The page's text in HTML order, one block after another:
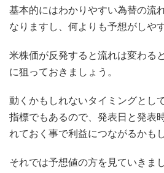
基本的にはわかりやすい為替の流
なりますし、何よりも予想がしや
米株価が反発すると流れは変わる
に狙っておきましょう。
動くかもしれないタイミングとし
指標でもあるので、発表日と発表
れておく事で利益につながるかも
それでは予想値の方を見ていきま